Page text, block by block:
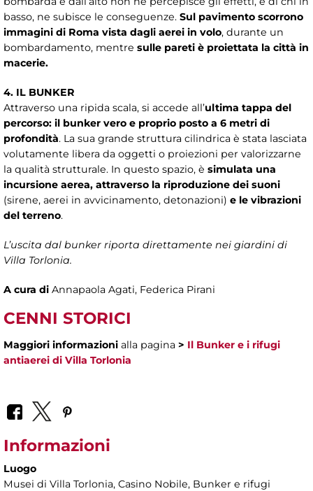
basso, ne subisce le conseguenze. Sul pavimento scorrono
immagini di Roma vista dagli aerei in volo, durante un
bombardamento, mentre sulle pareti è proiettata la città in
macerie.
4. IL BUNKER
Attraverso una ripida scala, si accede all’ultima tappa del
percorso: il bunker vero e proprio posto a 6 metri di
profondità. La sua grande struttura cilindrica è stata lasciata
volutamente libera da oggetti o proiezioni per valorizzarne
la qualità strutturale. In questo spazio, è simulata una
incursione aerea, attraverso la riproduzione dei suoni
(sirene, aerei in avvicinamento, detonazioni) e le vibrazioni
del terreno.
L’uscita dal bunker riporta direttamente nei giardini di
Villa Torlonia.
A cura di Annapaola Agati, Federica Pirani
CENNI STORICI
Maggiori informazioni alla pagina > Il Bunker e i rifugi
antiaerei di Villa Torlonia
Informazioni
Luogo
Musei di Villa Torlonia, Casino Nobile, Bunker e rifugi